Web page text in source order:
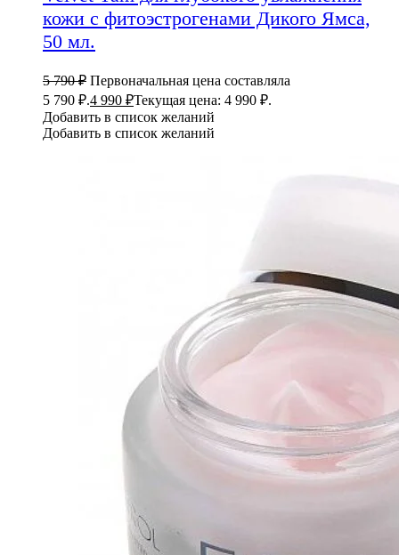
кожи с фитоэстрогенами Дикого Ямса,
50 мл.
5 790₽ Первоначальная цена составляла
5 790 ₽.4 990 ₽Текущая цена: 4 990 ₽.
Добавить в список желаний
Добавить в список желаний